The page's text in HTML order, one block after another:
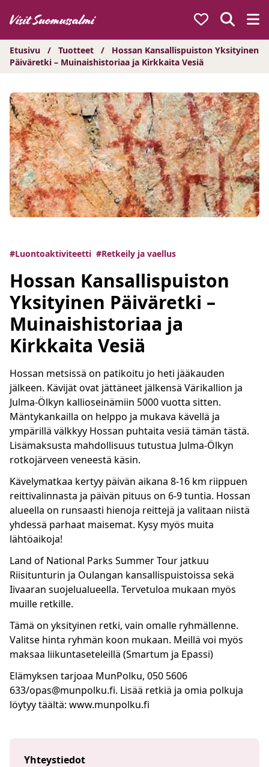
sisältöön
Etusivu / Tuotteet /
Hossan Kansallispuiston Yksityinen
Päiväretki – Muinaishistoriaa ja Kirkkaita Vesiä
#Luontoaktiviteetti #Retkeily ja vaellus
Hossan Kansallispuiston
Yksityinen Päiväretki –
Muinaishistoriaa ja
Kirkkaita Vesiä
Hossan metsissä on patikoitu jo heti jääkauden
jälkeen. Kävijät ovat jättäneet jälkensä Värikallion ja
Julma-Ölkyn kallioseinämiin 5000 vuotta sitten.
Mäntykankailla on helppo ja mukava kävellä ja
ympärillä välkkyy Hossan puhtaita vesiä tämän tästä.
Lisämaksusta mahdollisuus tutustua Julma-Ölkyn
rotkojärveen veneestä käsin.
Kävelymatkaa kertyy päivän aikana 8-16 km riippuen
reittivalinnasta ja päivän pituus on 6-9 tuntia. Hossan
alueella on runsaasti hienoja reittejä ja valitaan niistä
yhdessä parhaat maisemat. Kysy myös muita
lähtöaikoja!
Land of National Parks Summer Tour jatkuu
Riisitunturin ja Oulangan kansallispuistoissa sekä
Iivaaran suojelualueella. Tervetuloa mukaan myös
muille retkille.
Tämä on yksityinen retki, vain omalle ryhmällenne.
Valitse hinta ryhmän koon mukaan. Meillä voi myös
maksaa liikuntaseteleillä (Smartum ja Epassi)
Elämyksen tarjoaa MunPolku, 050 5606
633/opas@munpolku.fi. Lisää retkiä ja omia polkuja
löytyy täältä: www.munpolku.fi
Yhteystiedot